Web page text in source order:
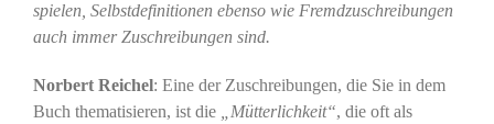
spielen, Selbstdefinitionen ebenso wie Fremdzuschreibungen
auch immer Zuschreibungen sind.
Norbert Reichel: Eine der Zuschreibungen, die Sie in dem
Buch thematisieren, ist die
„Mütterlichkeit“, die oft als